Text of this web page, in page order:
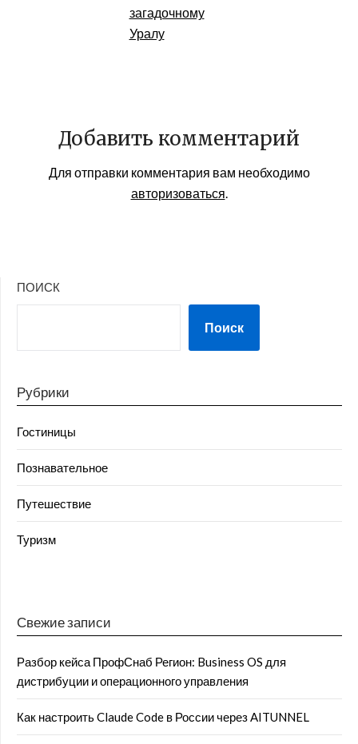
загадочному
Уралу
Добавить комментарий
Для отправки комментария вам необходимо
авторизоваться
ПОИСК
Поиск
Рубрики
Гостиницы
Познавательное
Путешествие
Туризм
Свежие записи
Разбор кейса ПрофСнаб Регион: Business OS для
дистрибуции и операционного управления
Как настроить Claude Code в России через AITUNNEL